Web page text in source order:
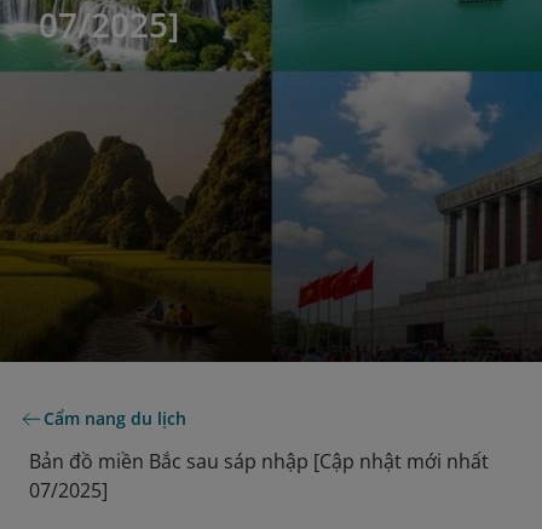
07/2025]
Cẩm nang du lịch
Bản đồ miền Bắc sau sáp nhập [Cập nhật mới nhất
07/2025]